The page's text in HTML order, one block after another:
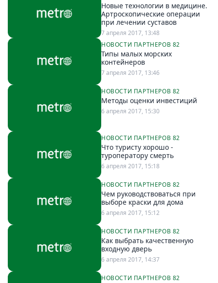
Новые технологии в медицине.
Артроскопические операции
при лечении суставов
7 апреля 2017, 13:48
НОВОСТИ ПАРТНЕРОВ 82
Типы малых морских
контейнеров
7 апреля 2017, 13:46
НОВОСТИ ПАРТНЕРОВ 82
Методы оценки инвестиций
6 апреля 2017, 15:30
НОВОСТИ ПАРТНЕРОВ 82
Что туристу хорошо -
туроператору смерть
6 апреля 2017, 15:18
НОВОСТИ ПАРТНЕРОВ 82
Чем руководствоваться при
выборе краски для дома
6 апреля 2017, 15:12
НОВОСТИ ПАРТНЕРОВ 82
Как выбрать качественную
входную дверь
6 апреля 2017, 14:37
НОВОСТИ ПАРТНЕРОВ 82